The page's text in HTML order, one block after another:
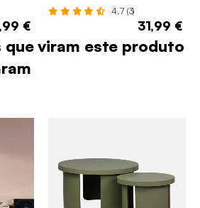
€
4.7 (3)
31,99 €
que viram este produto